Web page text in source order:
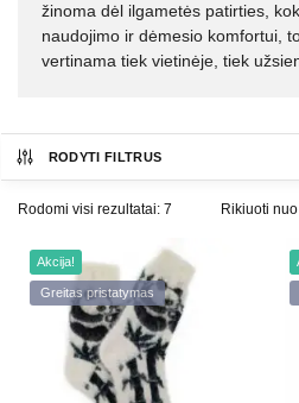
žinoma dėl ilgametės patirties,
naudojimo ir dėmesio komfortui,
vertinama tiek vietinėje, tiek
RODYTI FILTRUS
Rodomi visi rezultatai: 7
Akcija!
Greitas pristatymas